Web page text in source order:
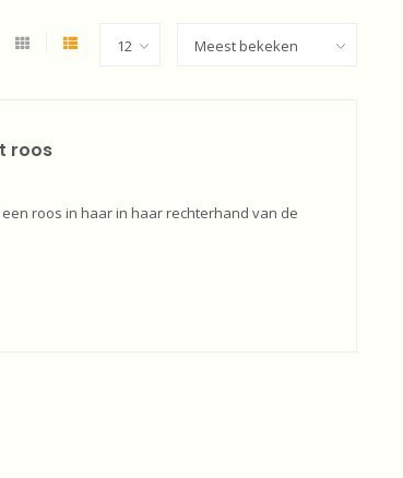
roos
roos in haar in haar rechterhand van de